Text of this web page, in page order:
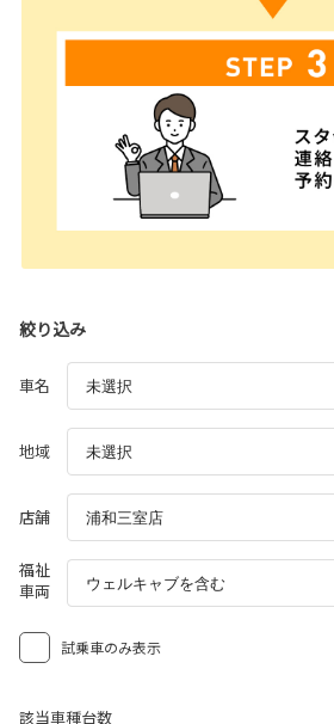
絞り込み
車名
地域
店舗
福祉
車両
試乗車のみ表示
該当車種台数